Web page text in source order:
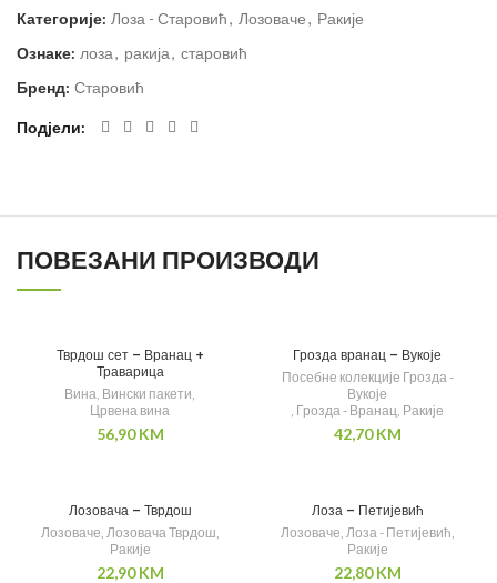
Категорије: Лоза - Старовић, Лозоваче, Ракије
Ознаке: лоза, ракија, старовић
Бренд: Старовић
Подјели
ПОВЕЗАНИ ПРОИЗВОДИ
Тврдош сет – Вранац +
Траварица
Вина, Вински пакети,
Црвена вина
56,90KM
Грозда вранац – Вукоје
Посебне колекције Грозда -
Вукоје
, Грозда - Вранац, Ракије
42,70KM
Лозовача – Тврдош
Лозоваче, Лозовача Тврдош,
Ракије
22,90KM
Лоза – Петијевић
Лозоваче, Лоза - Петијевић,
Ракије
22,80KM